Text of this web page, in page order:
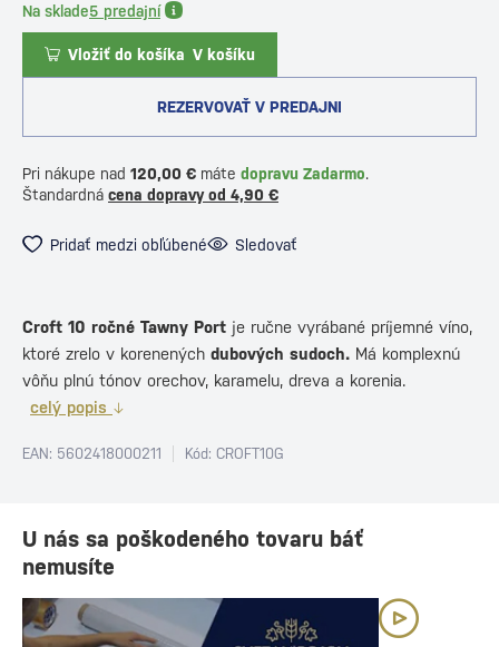
Na sklade5 predajní
Vložiť do košíka V košíku
REZERVOVAŤ V PREDAJNI
Pri nákupe nad 120,00 € máte dopravu Zadarmo.
Štandardná cena dopravy od 4,90 €
Pridať medzi obľúbené Sledovať
Croft 10 ročné Tawny Port je ručne vyrábané príjemné víno,
ktoré zrelo v korenených dubových sudoch. Má komplexnú
vôňu plnú tónov orechov, karamelu, dreva a korenia.
celý popis
EAN: 5602418000211 Kód: CROFT10G
U nás sa poškodeného tovaru báť
nemusíte